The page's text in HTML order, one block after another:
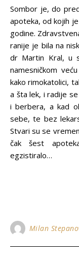
Sombor je, do pred kraj Drugog svetskog rata, imao šest
apoteka, od kojih
godine.
ranije je bila na
dr Martin Kral, u
namesničkom
kako rimokatolici,
a šta lek, i radije
i berbera, a kad
sebe, te bez
Stvari su se
čak šest
egzistiralo…
Milan